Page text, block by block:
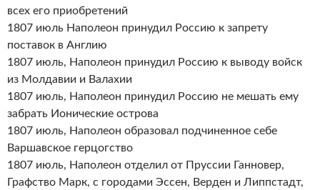
всех его приобретений
1807 июль Наполеон принудил Россию к запрету
поставок в Англию
1807 июль, Наполеон принудил Россию к выводу войск
из Молдавии и Валахии
1807 июль, Наполеон принудил Россию не мешать ему
забрать Ионические острова
1807 июль, Наполеон образовал подчиненное себе
Варшавское герцогство
1807 июль, Наполеон отделил от Пруссии Ганновер,
Графство Марк, с городами Эссен, Верден и Липпстадт,